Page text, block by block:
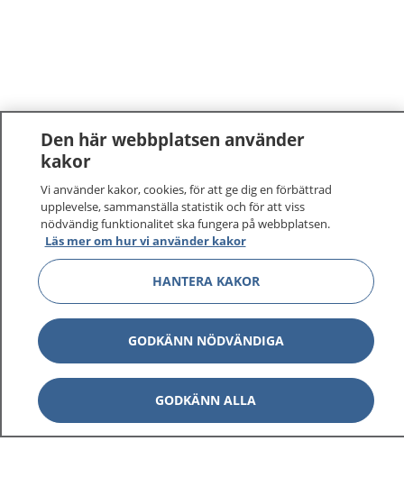
1177–tryggt om din hälsa och vård
På 1177.se får du råd om hälsa och information om
sjukdomar och vilka mottagningar du kan kontakta.
Logga in för att läsa din journal och göra dina
vårdärenden. Ring telefonnummer 1177 för
sjukvårdsrådgivning dygnet runt.
1177 ger dig råd när du vill må bättre.
Den här webbplatsen använder
kakor
Vi använder kakor, cookies, för att ge dig en förbättrad
upplevelse, sammanställa statistik och för att viss
nödvändig funktionalitet ska fungera på webbplatsen.
Läs mer om hur vi använder kakor
HANTERA KAKOR
GODKÄNN NÖDVÄNDIGA
GODKÄNN ALLA